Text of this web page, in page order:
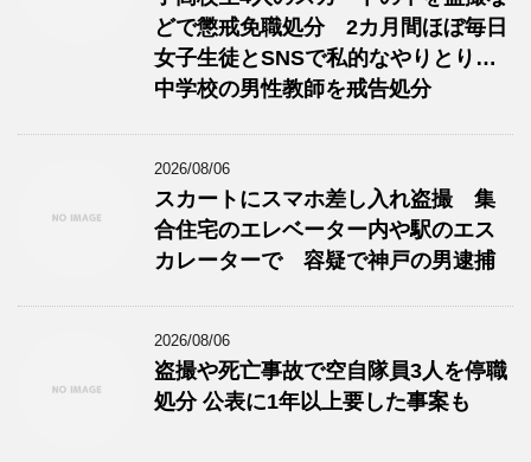
どで懲戒免職処分 2カ月間ほぼ毎日
女子生徒とSNSで私的なやりとり…
中学校の男性教師を戒告処分
2026/08/06
スカートにスマホ差し入れ盗撮 集
合住宅のエレベーター内や駅のエス
カレーターで 容疑で神戸の男逮捕
2026/08/06
盗撮や死亡事故で空自隊員3人を停職
処分 公表に1年以上要した事案も